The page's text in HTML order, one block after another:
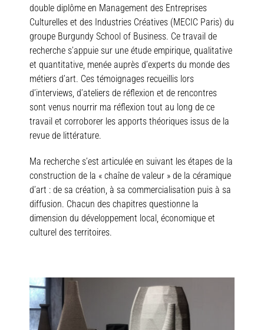
double diplôme en Management des Entreprises
Culturelles et des Industries Créatives (MECIC Paris) du
groupe Burgundy School of Business. Ce travail de
recherche s’appuie sur une étude empirique, qualitative
et quantitative, menée auprès d’experts du monde des
métiers d’art. Ces témoignages recueillis lors
d’interviews, d’ateliers de réflexion et de rencontres
sont venus nourrir ma réflexion tout au long de ce
travail et corroborer les apports théoriques issus de la
revue de littérature.
Ma recherche s’est articulée en suivant les étapes de la
construction de la « chaîne de valeur » de la céramique
d’art : de sa création, à sa commercialisation puis à sa
diffusion. Chacun des chapitres questionne la
dimension du développement local, économique et
culturel des territoires.